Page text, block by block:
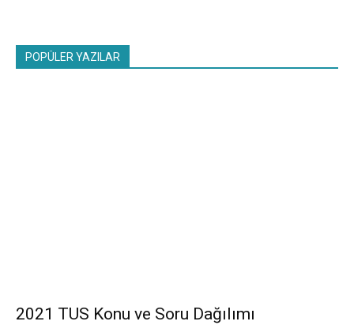
POPÜLER YAZILAR
2021 TUS Konu ve Soru Dağılımı